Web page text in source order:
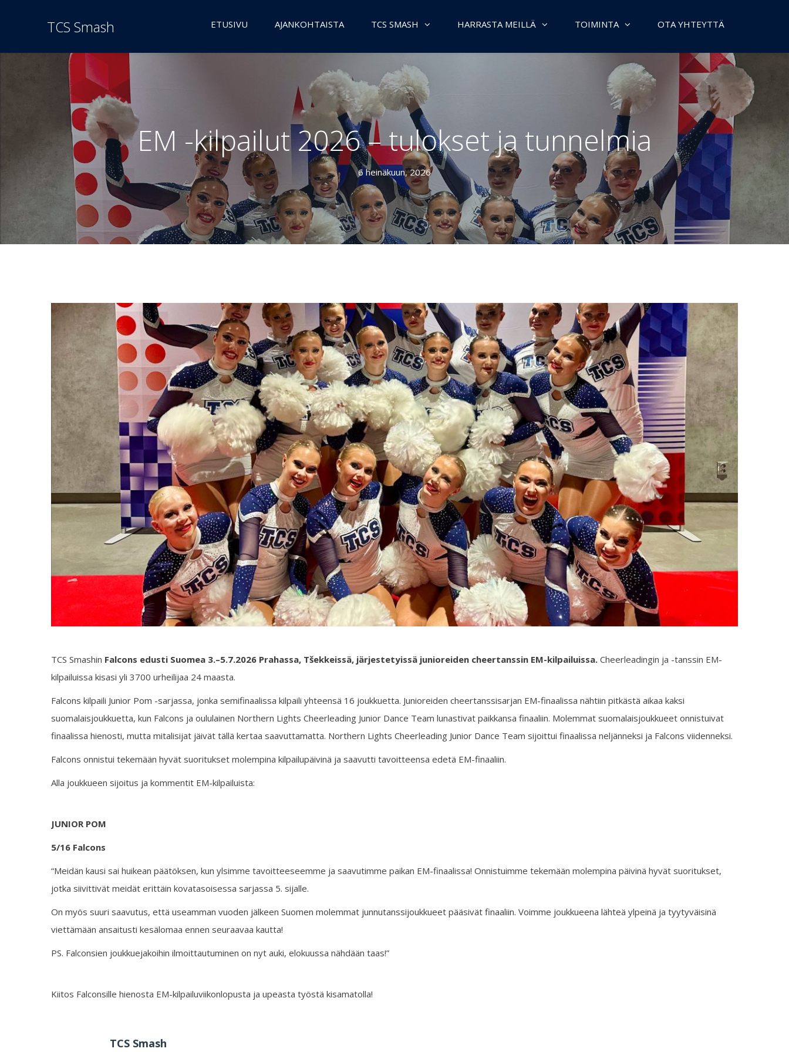
TCS Smash ETUSIVU AJANKOHTAISTA TCS SMASH HARRASTA MEILLÄ TOIMINTA OTA YHTEYTTÄ
EM -kilpailut 2026 – tulokset ja tunnelmia
6 heinäkuun, 2026
TCS Smashin Falcons edusti Suomea 3.–5.7.2026 Prahassa, Tšekkeissä, järjestetyissä junioreiden cheertanssin EM-kilpailuissa. Cheerleadingin ja -tanssin EM-
kilpailuissa kisasi yli 3700 urheilijaa 24 maasta.
Falcons kilpaili Junior Pom -sarjassa, jonka semifinaalissa kilpaili yhteensä 16 joukkuetta. Junioreiden cheertanssisarjan EM-finaalissa nähtiin pitkästä aikaa kaksi
suomalaisjoukkuetta, kun Falcons ja oululainen Northern Lights Cheerleading Junior Dance Team lunastivat paikkansa finaaliin. Molemmat suomalaisjoukkueet onnistuivat
finaalissa hienosti, mutta mitalisijat jäivät tällä kertaa saavuttamatta. Northern Lights Cheerleading Junior Dance Team sijoittui finaalissa neljänneksi ja Falcons viidenneksi.
Falcons onnistui tekemään hyvät suoritukset molempina kilpailupäivinä ja saavutti tavoitteensa edetä EM-finaaliin.
Alla joukkueen sijoitus ja kommentit EM-kilpailuista:
JUNIOR POM
5/16 Falcons
“Meidän kausi sai huikean päätöksen, kun ylsimme tavoitteeseemme ja saavutimme paikan EM-finaalissa! Onnistuimme tekemään molempina päivinä hyvät suoritukset,
jotka siivittivät meidät erittäin kovatasoisessa sarjassa 5. sijalle.
On myös suuri saavutus, että useamman vuoden jälkeen Suomen molemmat junnutanssijoukkueet pääsivät finaaliin. Voimme joukkueena lähteä ylpeinä ja tyytyväisinä
viettämään ansaitusti kesälomaa ennen seuraavaa kautta!
PS. Falconsien joukkuejakoihin ilmoittautuminen on nyt auki, elokuussa nähdään taas!”
Kiitos Falconsille hienosta EM-kilpailuviikonlopusta ja upeasta työstä kisamatolla!
TCS Smash